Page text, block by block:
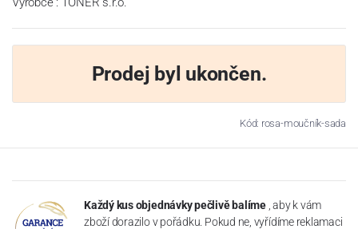
Prodej byl ukončen.
Kód: rosa-moučník-sada
Každý kus objednávky pečlivě balíme , aby k vám
zboží dorazilo v pořádku. Pokud ne, vyřídíme reklamaci